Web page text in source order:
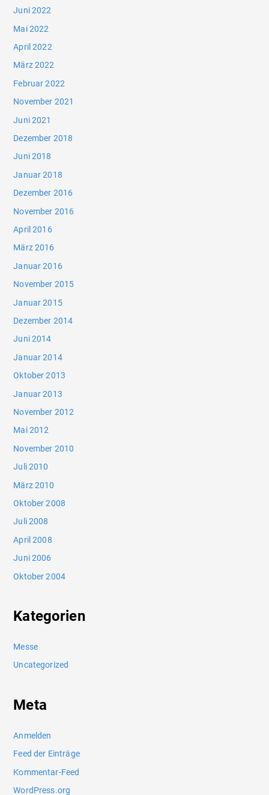
Juni 2022
Mai 2022
April 2022
März 2022
Februar 2022
November 2021
Juni 2021
Dezember 2018
Juni 2018
Januar 2018
Dezember 2016
November 2016
April 2016
März 2016
Januar 2016
November 2015
Januar 2015
Dezember 2014
Juni 2014
Januar 2014
Oktober 2013
Januar 2013
November 2012
Mai 2012
November 2010
Juli 2010
März 2010
Oktober 2008
Juli 2008
April 2008
Juni 2006
Oktober 2004
Kategorien
Messe
Uncategorized
Meta
Anmelden
Feed der Einträge
Kommentar-Feed
WordPress.org